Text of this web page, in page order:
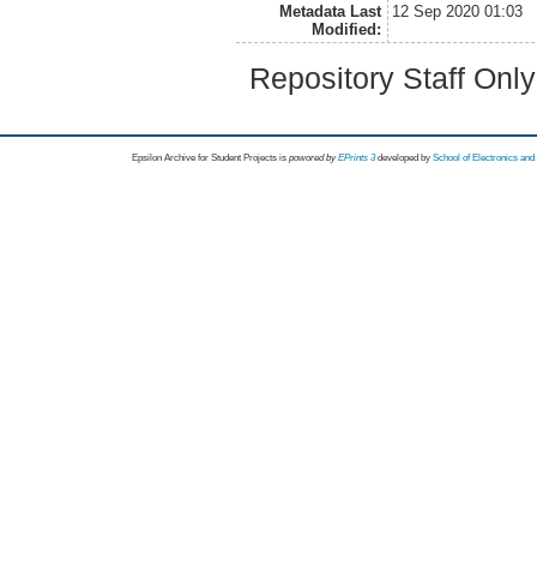
Metadata Last
Modified:
12 Sep 2020 01:03
Repository Staff
Epsilon Archive for Student Projects is powored byEPrints 3 developed by School of Electronics